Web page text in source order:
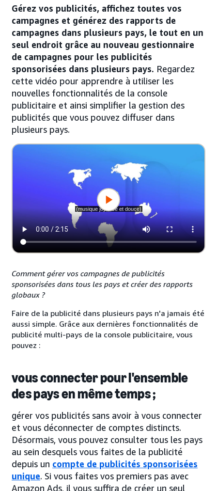
Gérez vos publicités, affichez toutes vos
campagnes et générez des rapports de
campagnes dans plusieurs pays, le tout en un
seul endroit grâce au nouveau gestionnaire
de campagnes pour les publicités
sponsorisées dans plusieurs pays. Regardez
cette vidéo pour apprendre à utiliser les
nouvelles fonctionnalités de la console
publicitaire et ainsi simplifier la gestion des
publicités que vous pouvez diffuser dans
plusieurs pays.
Comment gérer vos campagnes de publicités
sponsorisées dans tous les pays et créer des rapports
globaux ?
Faire de la publicité dans plusieurs pays n'a jamais été
aussi simple. Grâce aux dernières fonctionnalités de
publicité multi-pays de la console publicitaire, vous
pouvez :
vous connecter pour l'ensemble
des pays en même temps ;
gérer vos publicités sans avoir à vous connecter
et vous déconnecter de comptes distincts.
Désormais, vous pouvez consulter tous les pays
au sein desquels vous faites de la publicité
depuis un compte de publicités sponsorisées
unique. Si vous faites vos premiers pas avec
Amazon Ads, il vous suffira de créer un seul